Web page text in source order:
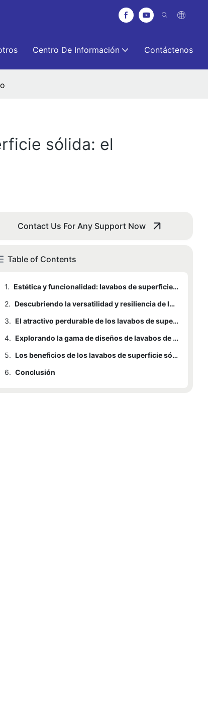
Centro De Información Contáctenos
sólida: el
Contact Us For Any Support Now
Table of Contents
1.
Estética y funcionalidad: lavabos de superficie sólida como una mejora elegante y práctica para el baño
2.
Descubriendo la versatilidad y resiliencia de los lavabos de superficie sólida: una inversión ideal para su baño
3.
El atractivo perdurable de los lavabos de superficie sólida: belleza atemporal y durabilidad para su espacio de baño
4.
Explorando la gama de diseños de lavabos de superficie sólida: opciones personalizables para adaptarse a la decoración de su baño
5.
Los beneficios de los lavabos de superficie sólida: fácil mantenimiento y rendimiento duradero para su baño
6. Conclusión